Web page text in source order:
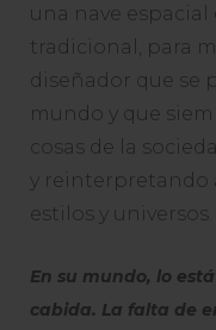
una nave
tradicional, para
diseñador que se
mundo y que
cosas de la
y reinterpretando
estilos y universos.
En su mundo, lo
cabida. La falta de